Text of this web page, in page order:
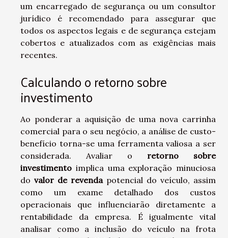
um encarregado de segurança ou um consultor
jurídico é recomendado para assegurar que
todos os aspectos legais e de segurança estejam
cobertos e atualizados com as exigências mais
recentes.
Calculando o retorno sobre
investimento
Ao ponderar a aquisição de uma nova carrinha
comercial para o seu negócio, a análise de custo-
benefício torna-se uma ferramenta valiosa a ser
considerada. Avaliar o retorno sobre
investimento implica uma exploração minuciosa
do valor de revendapotencial do veículo, assim
como um exame detalhado dos custos
operacionais que influenciarão diretamente a
rentabilidade da empresa. É igualmente vital
analisar como a inclusão do veículo na frota